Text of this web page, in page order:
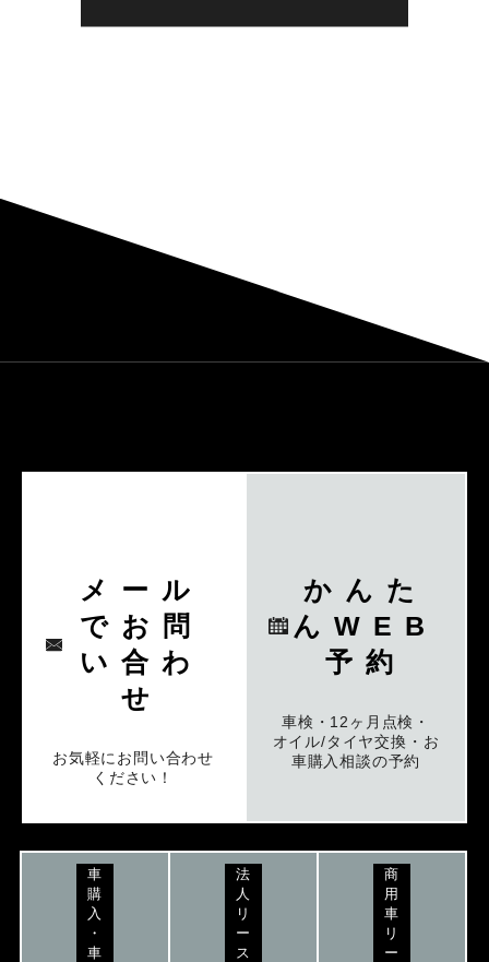
メール
でお問
い合わ
せ
お気軽にお問い合わせ
ください！
かんた
んWEB
予約
車検・12ヶ月点検・
オイル/タイヤ交換・お
車購入相談の予約
車
購
入
・
車
法
人
リ
ー
ス
商
用
車
リ
ー